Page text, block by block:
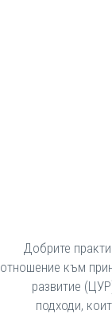
Добрите
отношение към
развитие
подходи,